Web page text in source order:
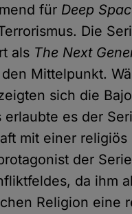
für Deep
Die
als The Next
Mittelpunkt.
sich die
es der
mit einer
der
da ihm
Religion eine